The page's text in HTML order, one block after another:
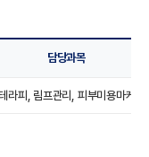
담당과목
라피, 림프관리, 피부미용마케팅